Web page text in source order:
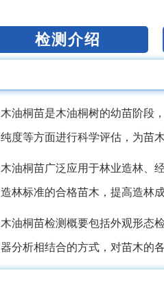
检测介绍
木油桐苗是木油桐树的幼苗阶段
纯度等方面进行科学评估，为苗
木油桐苗广泛应用于林业造林、
造林标准的合格苗木，提高造林
木油桐苗检测概要包括外观形态
器分析相结合的方式，对苗木的